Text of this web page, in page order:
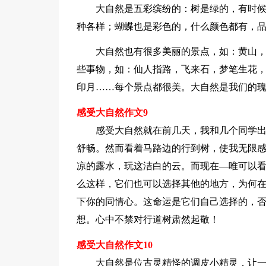
大自然是五彩缤纷的：树是绿的，有时
种各样；蝴蝶也是彩色的，什么颜色都有，
大自然也有很多美丽的景点，如：黄山
些事物，如：仙人指路，飞来石，梦笔生花
印月……每个景点都很美。大自然是我们的
感受大自然作文9
感受大自然就在前几天，我和几个同学
舒畅。然而看着马路边的行到树，使我无限
凉的露水，玩这洁白的云。而现在—唯可以
么这样，它们也可以选择其他的地方，为何
下你的同情心。这命运是它们自己选择的，
想。心中不禁对行道树肃然起敬！
感受大自然作文10
大自然是位古灵精怪的调皮小精灵，让